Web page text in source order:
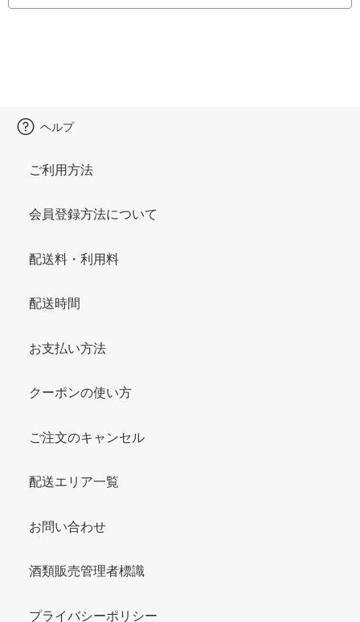
ヘルプ
ご利用方法
会員登録方法について
配送料・利用料
配送時間
お支払い方法
クーポンの使い方
ご注文のキャンセル
配送エリア一覧
お問い合わせ
酒類販売管理者標識
プライバシーポリシー